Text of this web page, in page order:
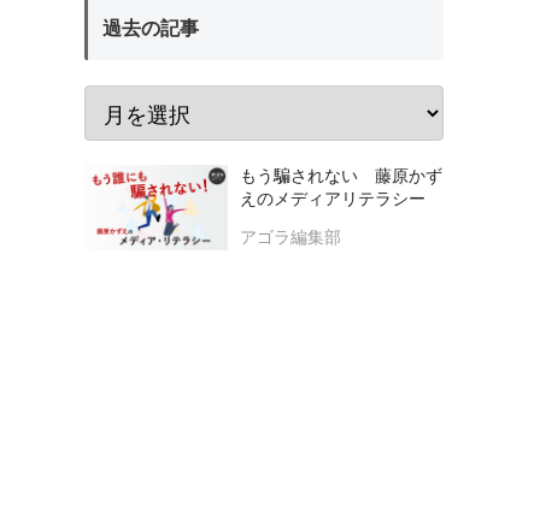
過去の記事
もう騙されない 藤原かず
えのメディアリテラシー
アゴラ編集部